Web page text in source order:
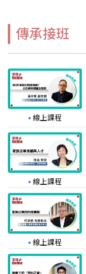
傳承接班
線上課程
線上課程
線上課程